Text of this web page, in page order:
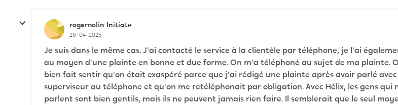
rogernolin Initiate
26-04-2025
Je suis dans le même cas. J'ai contacté le service à la clientèle par téléphone, je l'ai
au moyen d'une plainte en bonne et due forme. On m'a téléphoné au sujet de ma plainte.
bien fait sentir qu'on était exaspéré parce que j'ai rédigé une plainte après avoir parlé
superviseur au téléphone et qu'on me retéléphonait par obligation. Avec Hélix, les gens qui
parlent sont bien gentils, mais ils ne peuvent jamais rien faire. Il semblerait que le seul